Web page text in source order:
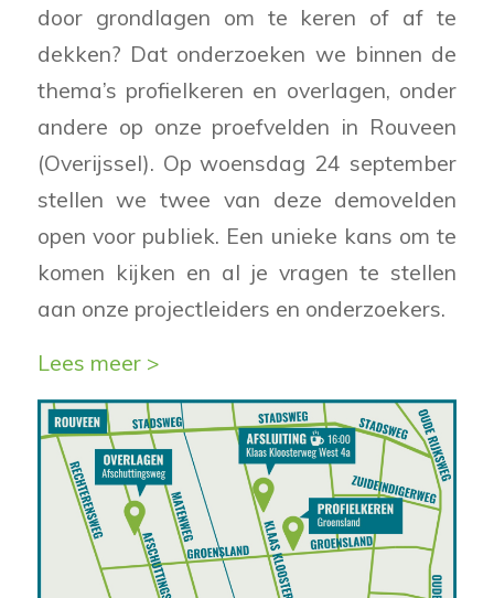
door grondlagen om te keren of af te
dekken? Dat onderzoeken we binnen de
thema’s profielkeren en overlagen, onder
andere op onze proefvelden in Rouveen
(Overijssel). Op woensdag 24 september
stellen we twee van deze demovelden
open voor publiek. Een unieke kans om te
komen kijken en al je vragen te stellen
aan onze projectleiders en onderzoekers.
Lees meer >